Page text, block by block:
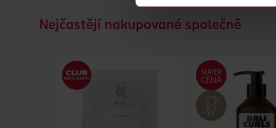
Nejčastějí nakupované společně